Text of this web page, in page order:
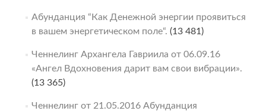
Абунданция “Как Денежной энергии проявиться
в вашем энергетическом поле“. (13 481)
Ченнелинг Архангела Гавриила от 06.09.16
«Ангел Вдохновения дарит вам свои вибрации».
(13 365)
Ченнелинг от 21.05.2016 Абунданция